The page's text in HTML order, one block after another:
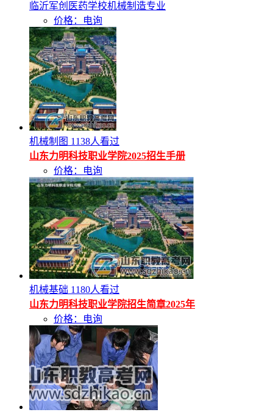
临沂军创医药学校机械制造专业
价格：电询
机械制图 1138人看过
山东力明科技职业学院2025招生手册
价格：电询
机械基础 1180人看过
山东力明科技职业学院招生简章2025年
价格：电询